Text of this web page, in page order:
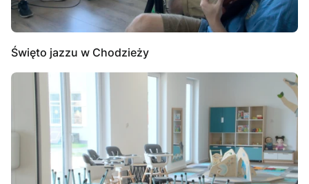
Święto jazzu w Chodzieży